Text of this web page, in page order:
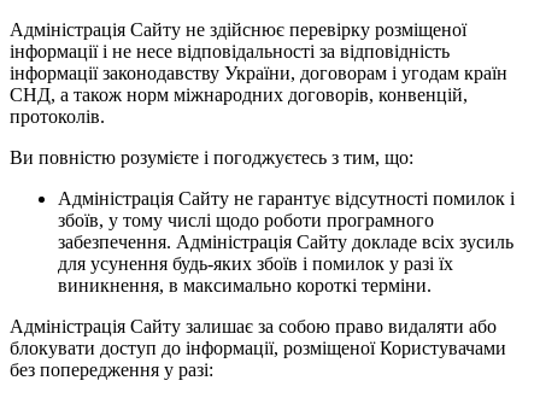
Адміністрація Сайту не здійснює перевірку розміщеної
інформації і не несе відповідальності за відповідність
інформації законодавству України, договорам і угодам країн
СНД, а також норм міжнародних договорів, конвенцій,
протоколів.
Ви повністю розумієте і погоджуєтесь з тим, що:
Адміністрація Сайту не гарантує відсутності помилок і
збоїв, у тому числі щодо роботи програмного
забезпечення. Адміністрація Сайту докладе всіх зусиль
для усунення будь-яких збоїв і помилок у разі їх
виникнення, в максимально короткі терміни.
Адміністрація Сайту залишає за собою право видаляти або
блокувати доступ до інформації, розміщеної Користувачами
без попередження у разі: